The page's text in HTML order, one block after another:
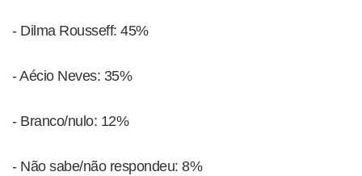
- Dilma Rousseff: 45%
- Aécio Neves: 35%
- Branco/nulo: 12%
- Não sabe/não respondeu: 8%